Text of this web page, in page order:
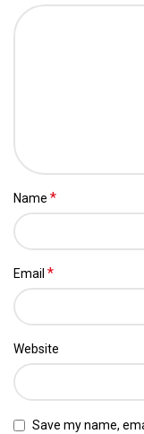
Name *
Email *
Website
Save my name,